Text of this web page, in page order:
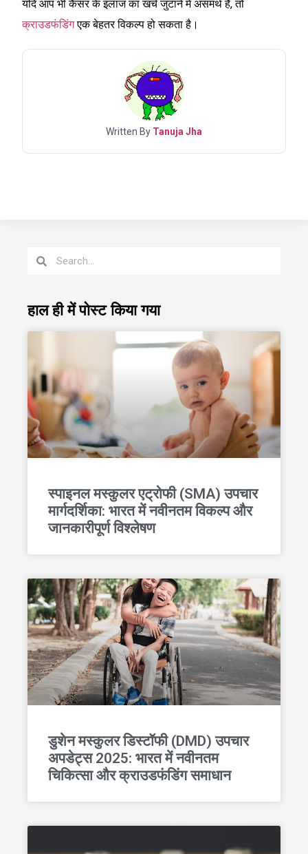
यदि आप भी कैंसर के इलाज का खर्च जुटाने में असमर्थ हैं, तो
क्राउडफंडिंगएक बेहतर विकल्प हो सकता है।
Written By Tanuja Jha
हाल ही में पोस्ट किया गया
स्पाइनल मस्कुलर एट्रोफी (SMA) उपचार
मार्गदर्शिका: भारत में नवीनतम विकल्प और
जानकारीपूर्ण विश्लेषण
डुशेन मस्कुलर डिस्टॉफी (DMD) उपचार
अपडेट्स 2025: भारत में नवीनतम
चिकित्सा और क्राउडफंडिंग समाधान